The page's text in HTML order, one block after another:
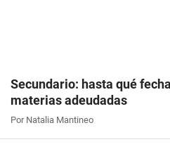
Secundario: hasta qué
materias adeudadas
Por Natalia Mantineo